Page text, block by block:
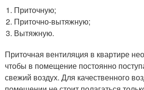
Приточную;
Приточно-вытяжную;
Вытяжную.
Приточная вентиляция в квартире
чтобы в помещение постоянно
свежий воздух. Для качественного